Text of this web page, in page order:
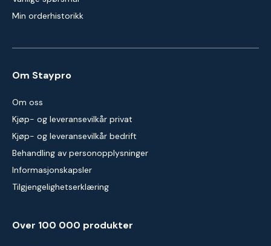
Min orderhistorikk
Om Staypro
Om oss
Kjøp- og leveransevilkår privat
Kjøp- og leveransevilkår bedrift
Behandling av personopplysninger
Informasjonskapsler
Tilgjengelighetserklæring
Over 100 000 produkter